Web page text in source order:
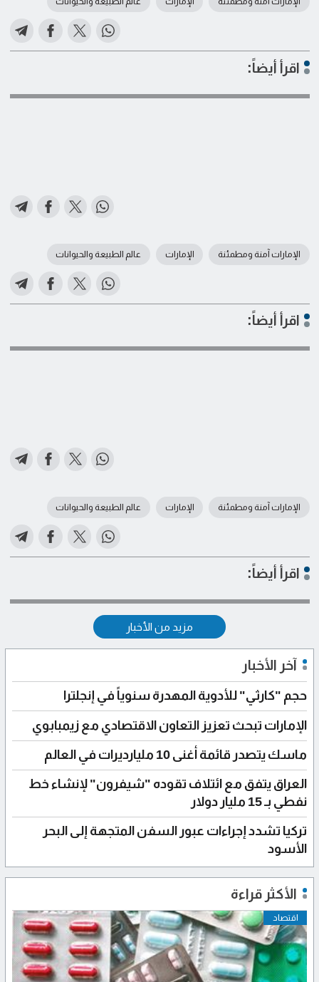
اقرأ أيضاً:
الإمارات آمنة ومطمئنة الإمارات عالم الطبيعة والحيوانات
اقرأ أيضاً:
الإمارات آمنة ومطمئنة الإمارات عالم الطبيعة والحيوانات
اقرأ أيضاً:
مزيد من الأخبار
آخر الأخبار
حجم "كارثي" للأدوية المهدرة سنوياً في إنجلترا
الإمارات تبحث تعزيز التعاون الاقتصادي مع زيمبابوي
ماسك يتصدر قائمة أغنى 10 مليارديرات في العالم
العراق يتفق مع ائتلاف تقوده "شيفرون" لإنشاء خط
نفطي بـ 15 مليار دولار
تركيا تشدد إجراءات عبور السفن المتجهة إلى البحر
الأسود
الأكثر قراءة
اقتصاد